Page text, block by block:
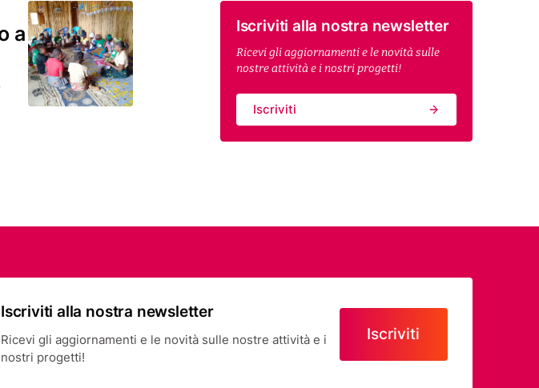
a
Iscriviti alla nostra newsletter
Ricevi gli aggiornamenti e le novità sulle
nostre attività e i nostri progetti!
Iscriviti
Iscriviti alla nostra newsletter
Ricevi gli aggiornamenti e le novità sulle nostre attività e i
nostri progetti!
Iscriviti